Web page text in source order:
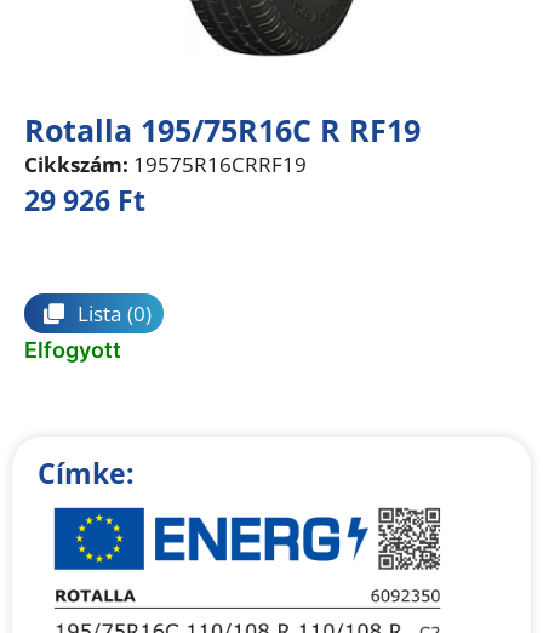
Rotalla 195/75R16C R RF19
Cikkszám: 19575R16CRRF19
29 926 Ft
Lista (0)
Elfogyott
Címke: